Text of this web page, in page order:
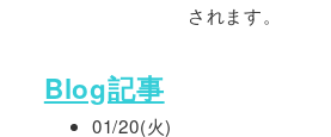
されます。
Blog記事
01/20(火)